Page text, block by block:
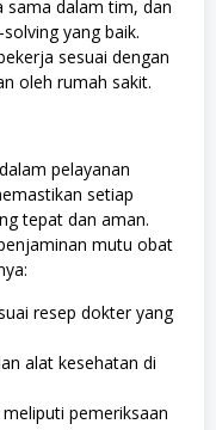
sama dalam tim, dan
yang baik.
sesuai dengan
oleh rumah sakit.
pelayanan
setiap
tepat dan aman.
mutu obat
resep dokter yang
alat kesehatan di
pemeriksaan